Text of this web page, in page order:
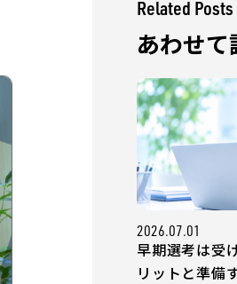
Related Posts
あわせ
2026.07.01
早期選考は受
リットと準備